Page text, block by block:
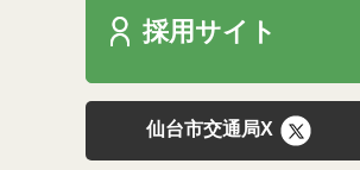
採用サイト
仙台市交通局X